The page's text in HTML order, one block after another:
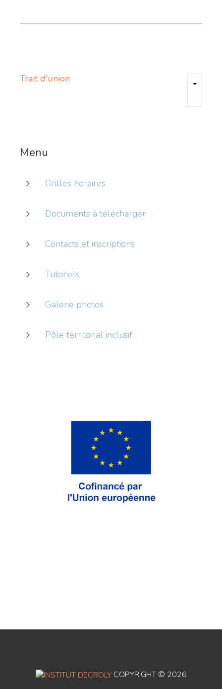
Trait d'union
Menu
Grilles horaires
Documents à télécharger
Contacts et inscriptions
Tutoriels
Galerie photos
Pôle territorial inclusif
COPYRIGHT © 2026